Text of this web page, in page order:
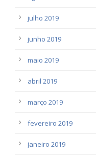
julho 2019
junho 2019
maio 2019
abril 2019
março 2019
fevereiro 2019
janeiro 2019